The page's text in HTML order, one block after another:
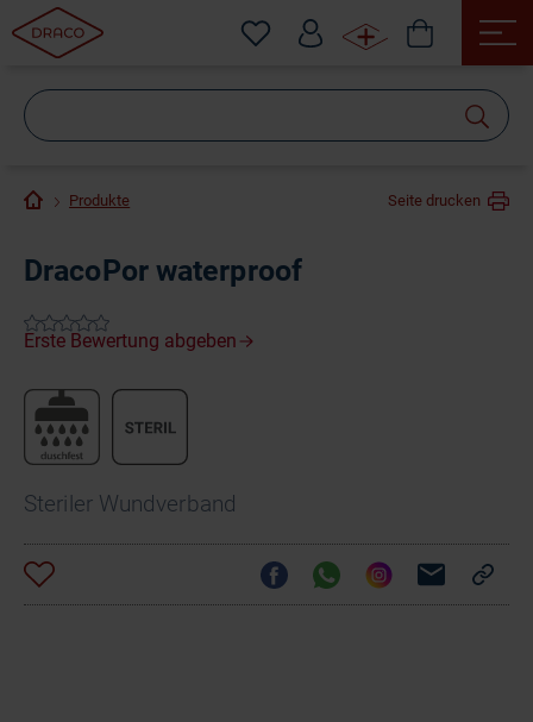
Produkte Seite drucken
DracoPor waterproof
Steriler Wundverband
suchen